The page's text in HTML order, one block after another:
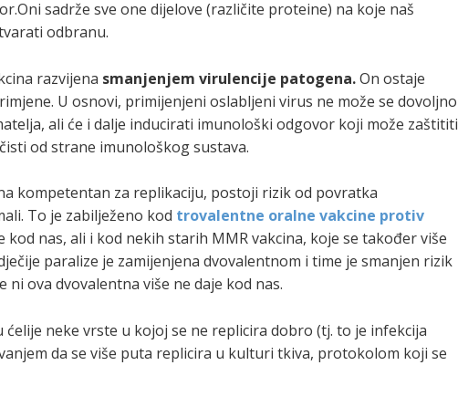
sadrže sve one dijelove (različite proteine) na koje naš
odbranu.
razvijena smanjenjem virulencije patogena.On ostaje
U osnovi, primijenjeni oslabljeni virus ne može se dovoljno
ali će i dalje inducirati imunološki odgovor koji može zaštititi
od strane imunološkog sustava.
kompetentan za replikaciju, postoji rizik od povratka
To je zabilježeno kod trovalentne oralne vakcine protiv
kod nas, ali i kod nekih starih MMR vakcina, koje se također više
paralize je zamijenjena dvovalentnom i time je smanjen rizik
ova dvovalentna više ne daje kod nas.
neke vrste u kojoj se ne replicira dobro (tj. to je infekcija
da se više puta replicira u kulturi tkiva, protokolom koji se